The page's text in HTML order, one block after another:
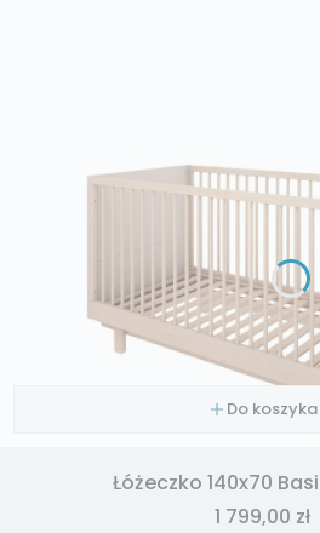
Do koszyka
Łóżeczko 140x70
Cena
1 799,00 zł